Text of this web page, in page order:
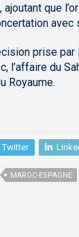
ajoutant que
avec
prise
l’affaire du
Royaume.
Twitter
MAROC-ESPAGNE